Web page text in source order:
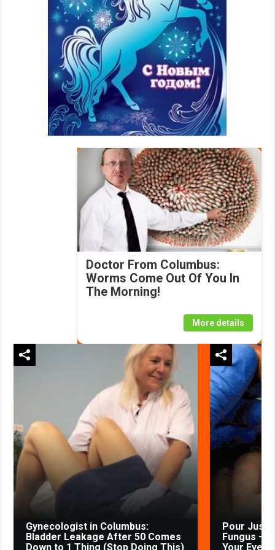
Doctor From Columbus:
Worms Come Out Of You In
The Morning!
More details
Gynecologist in Columbus:
Bladder Leakage After 50 Comes
Down to 1 Thing (Stop Doing This)
Pour Just
Fungus —
Your Eyes